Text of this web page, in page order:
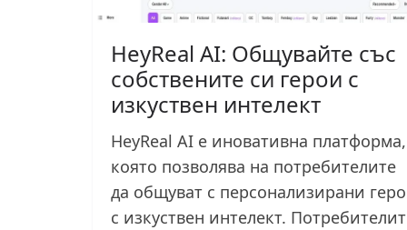
HeyReal AI: Общувайте със
собствените си герои с
изкуствен интелект
HeyReal AI е иновативна платформа,
която позволява на потребителите
да общуват с персонализирани
с изкуствен интелект.